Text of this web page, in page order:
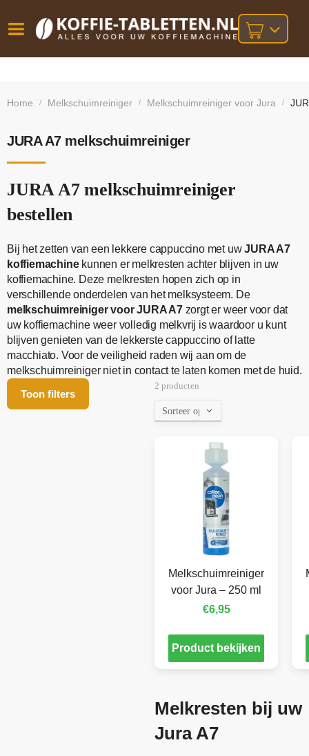
besteld,
bij orders
Home / Melkschuimreiniger / Melkschuimreiniger voor Jura /
JURA A7 melkschuimreiniger
JURA A7 melkschuimreiniger
bestellen
Bij het zetten van een lekkere cappuccino met uwJURA A7
koffiemachinekunnen er melkresten achter blijven in uw
koffiemachine. Deze melkresten hopen zich op in
verschillende onderdelen van het melksysteem. De
melkschuimreiniger voor JURA A7zorgt er weer voor dat
uw koffiemachine weer volledig melkvrij is waardoor u kunt
blijven genieten van de lekkerste cappuccino of latte
macchiato. Voor de veiligheid raden wij aan om de
melkschuimreiniger niet in contact te laten komen met de huid.
Toon filters
2 producten
Melkschuimreiniger
voor Jura – 250 ml
€6,95
Product bekijken
Melkresten bij uw
Jura A7